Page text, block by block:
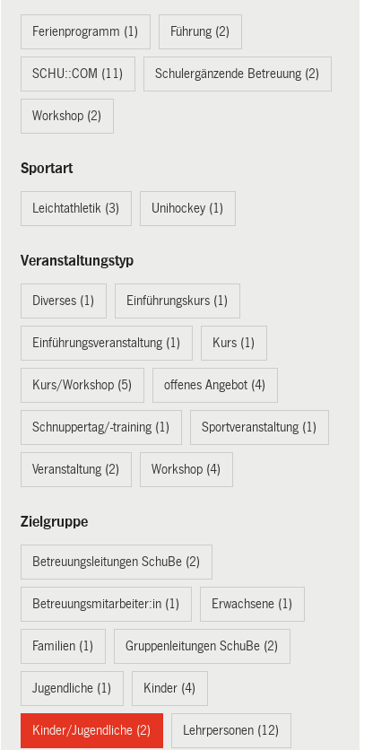
Ferienprogramm (1) Führung (2)
SCHU::COM (11) Schulergänzende Betreuung (2)
Workshop (2)
Sportart
Leichtathletik (3) Unihockey (1)
Veranstaltungstyp
Diverses (1) Einführungskurs (1)
Einführungsveranstaltung (1) Kurs (1)
Kurs/Workshop (5) offenes Angebot (4)
Schnuppertag/-training (1) Sportveranstaltung (1)
Veranstaltung (2) Workshop (4)
Zielgruppe
Betreuungsleitungen SchuBe (2)
Betreuungsmitarbeiter:in (1) Erwachsene (1)
Familien (1) Gruppenleitungen SchuBe (2)
Jugendliche (1) Kinder (4)
Kinder/Jugendliche (2) Lehrpersonen (12)